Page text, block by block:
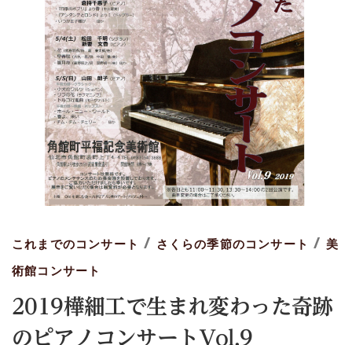
これまでのコンサート / さくらの季節のコンサート / 美
術館コンサート
2019樺細工で生まれ変わった奇跡
のピアノコンサートVol.9